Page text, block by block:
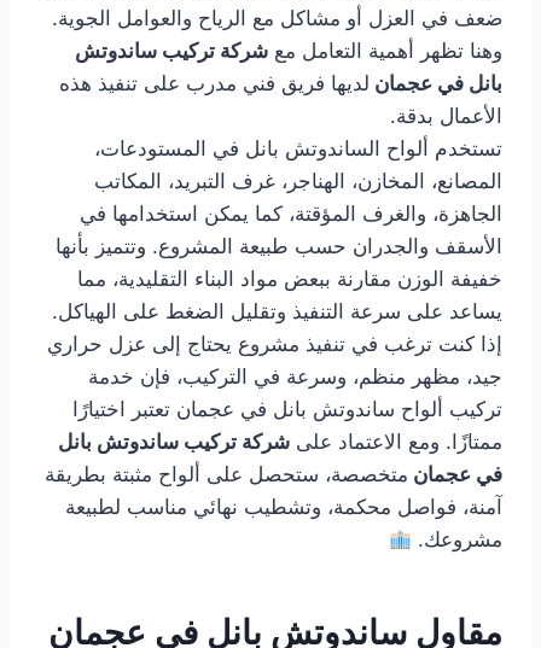
ضعف في العزل أو مشاكل مع الرياح والعوامل الجوية.
وهنا تظهر أهمية التعامل مع شركة تركيب ساندوتش
بانل في عجمان لديها فريق فني مدرب على تنفيذ هذه
الأعمال بدقة.
تستخدم ألواح الساندوتش بانل في المستودعات،
المصانع، المخازن، الهناجر، غرف التبريد، المكاتب
الجاهزة، والغرف المؤقتة، كما يمكن استخدامها في
الأسقف والجدران حسب طبيعة المشروع. وتتميز بأنها
خفيفة الوزن مقارنة ببعض مواد البناء التقليدية، مما
يساعد على سرعة التنفيذ وتقليل الضغط على الهياكل.
إذا كنت ترغب في تنفيذ مشروع يحتاج إلى عزل حراري
جيد، مظهر منظم، وسرعة في التركيب، فإن خدمة
تركيب ألواح ساندوتش بانل في عجمان تعتبر اختيارًا
ممتازًا. ومع الاعتماد على شركة تركيب ساندوتش بانل
في عجمان متخصصة، ستحصل على ألواح مثبتة بطريقة
آمنة، فواصل محكمة، وتشطيب نهائي مناسب لطبيعة
مشروعك.
مقاول ساندوتش بانل في عجمان